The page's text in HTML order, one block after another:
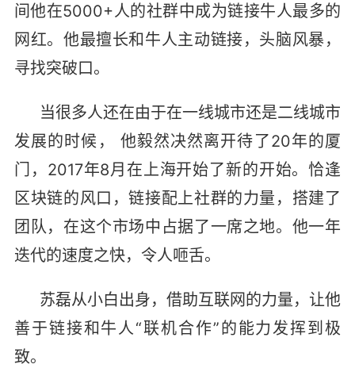
间他在5000+人的社群中成为链接牛人最多的
网红。他最擅长和牛人主动链接，头脑风暴，
寻找突破口。
当很多人还在由于在一线城市还是二线城市
发展的时候， 他毅然决然离开待了20年的厦
门，2017年8月在上海开始了新的开始。恰逢
区块链的风口，链接配上社群的力量，搭建了
团队，在这个市场中占据了一席之地。他一年
迭代的速度之快，令人咂舌。
苏磊从小白出身，借助互联网的力量，让他
善于链接和牛人“联机合作”的能力发挥到极
致。